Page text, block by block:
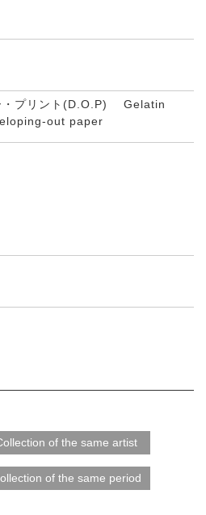
・プリント(D.O.P) Gelatin
out paper